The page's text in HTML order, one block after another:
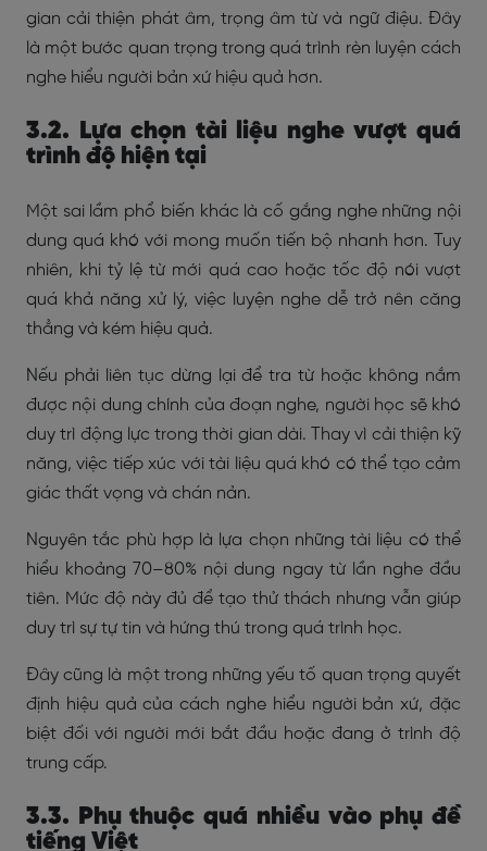
gian cải thiện phát âm, trọng âm từ và ngữ điệu. Đây
là một bước quan trọng trong quá trình rèn luyện cách
nghe hiểu người bản xứ hiệu quả hơn.
3.2. Lựa chọn tài liệu nghe vượt quá
trình độ hiện tại
Một sai lầm phổ biến khác là cố gắng nghe những nội
dung quá khó với mong muốn tiến bộ nhanh hơn. Tuy
nhiên, khi tỷ lệ từ mới quá cao hoặc tốc độ nói vượt
quá khả năng xử lý, việc luyện nghe dễ trở nên căng
thẳng và kém hiệu quả.
Nếu phải liên tục dừng lại để tra từ hoặc không nắm
được nội dung chính của đoạn nghe, người học sẽ khó
duy trì động lực trong thời gian dài. Thay vì cải thiện kỹ
năng, việc tiếp xúc với tài liệu quá khó có thể tạo cảm
giác thất vọng và chán nản.
Nguyên tắc phù hợp là lựa chọn những tài liệu có thể
hiểu khoảng 70–80% nội dung ngay từ lần nghe đầu
tiên. Mức độ này đủ để tạo thử thách nhưng vẫn giúp
duy trì sự tự tin và hứng thú trong quá trình học.
Đây cũng là một trong những yếu tố quan trọng quyết
định hiệu quả của cách nghe hiểu người bản xứ, đặc
biệt đối với người mới bắt đầu hoặc đang ở trình độ
trung cấp.
3.3. Phụ thuộc quá nhiều vào phụ đề
tiếng Việt